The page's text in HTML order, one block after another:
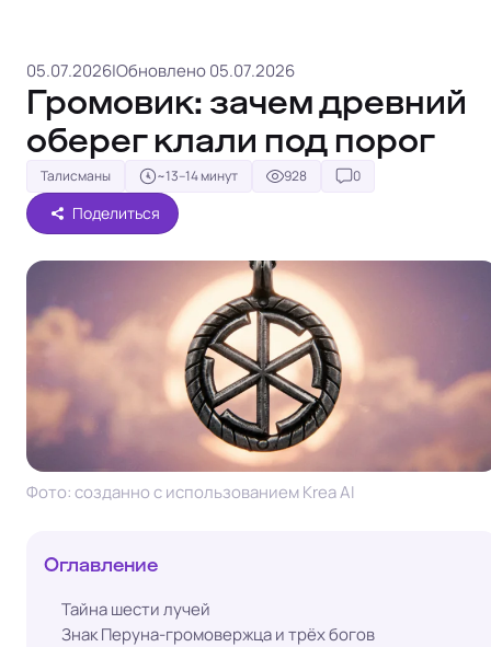
05.07.2026|Обновлено 05.07.2026
Громовик: зачем древний
оберег клали под порог
Талисманы ~13–14 минут 928 0
Поделиться
Фото: созданно с использованием Krea AI
Оглавление
Тайна шести лучей
Знак Перуна-громовержца и трёх богов